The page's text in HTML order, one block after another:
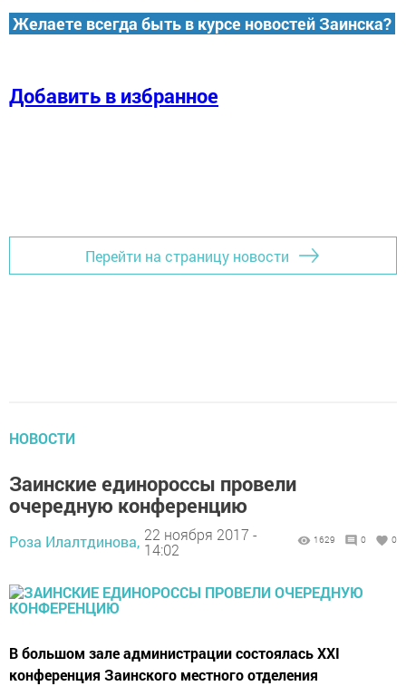
Желаете всегда быть в курсе новостей Заинска?
Добавить в избранное
Перейти на страницу новости
НОВОСТИ
Заинские единороссы провели
очередную конференцию
Роза Илалтдинова, 22 ноября 2017 -
14:02
1629 0 0
В большом зале администрации состоялась XXI
конференция Заинского местного отделения